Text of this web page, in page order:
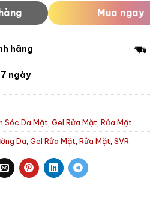
Mua ngay
hãng
7 ngày
Sóc Da Mặt,Gel Rửa Mặt,Rửa Mặt
Da,Gel Rửa Mặt,Rửa Mặt,SVR